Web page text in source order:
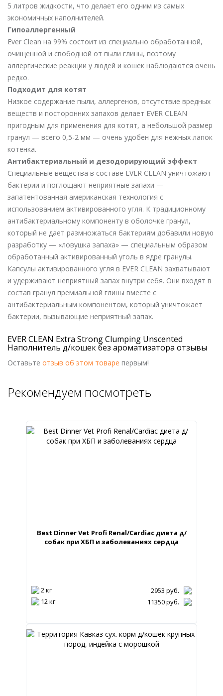
5 литров жидкости, что делает его одним из самых
экономичных наполнителей.
Гипоаллергенный
Ever Clean на 99% состоит из специально обработанной,
очищенной и свободной от пыли глины, поэтому
аллергические реакции у людей и кошек наблюдаются очень
редко.
Подходит для котят
Низкое содержание пыли, аллергенов, отсутствие вредных
веществ и посторонних запахов делает EVER CLEAN
пригодным для применения для котят, а небольшой размер
гранул — всего 0,5-2 мм — очень удобен для нежных лапок
котенка.
Антибактериальный и дезодорирующий эффект
Специальные вещества в составе EVER CLEAN уничтожают
бактерии и поглощают неприятные запахи —
запатентованная американская технология с
использованием активированного угля. К традиционному
антибактериальному компоненту в оболочке гранул,
который не дает размножаться бактериям добавили новую
разработку — «ловушка запаха» — специальным образом
обработанный активированный уголь в ядре гранулы.
Капсулы активированного угля в EVER CLEAN захватывают
и удерживают неприятный запах внутри себя. Они входят в
состав гранул премиальной глины вместе с
антибактериальным компонентом, который уничтожает
бактерии, вызывающие неприятный запах.
EVER CLEAN Extra Strong Clumping Unscented
Наполнитель д/кошек без ароматизатора отзывы
Оставьте отзыв об этом товаре первым!
Рекомендуем посмотреть
Best Dinner Vet Profi Renal/Cardiac диета д/
собак при ХБП и заболеваниях сердца
2 кг 2953 руб.
12 кг
11350руб.